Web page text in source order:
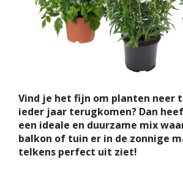
Vind je het fijn om planten neer
ieder jaar terugkomen? Dan
een ideale en duurzame mix
balkon of tuin er in de zonnige
telkens perfect uit ziet!